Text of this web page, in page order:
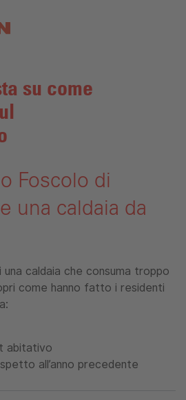
su come
Foscolo di
una caldaia da
caldaia che consuma troppo
come hanno fatto i residenti
abitativo
all’anno precedente